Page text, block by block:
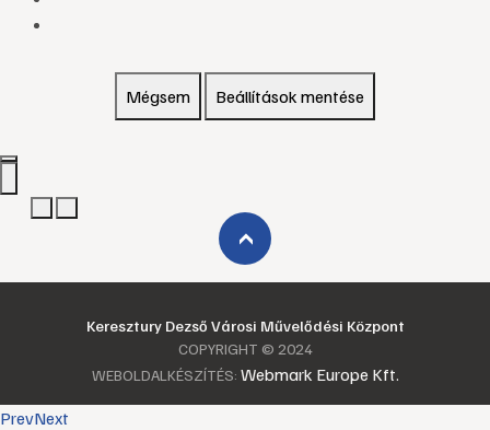
Mégsem Beállítások mentése
›
Keresztury Dezső Városi Művelődési Központ
COPYRIGHT © 2024
WEBOLDALKÉSZÍTÉS: Webmark Europe Kft.
PrevNext